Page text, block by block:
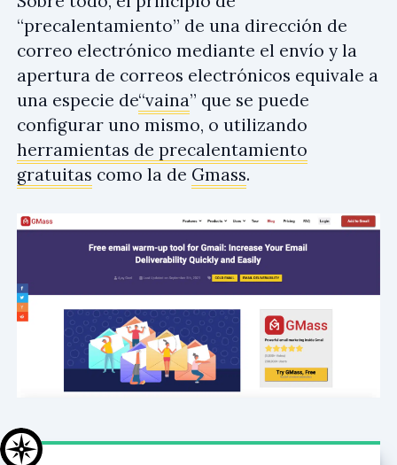
“precalentamiento” de una dirección de
correo electrónico mediante el envío y la
apertura de correos electrónicos equivale a
una especie de“vaina” que se puede
configurar uno mismo, o utilizando
herramientas de precalentamiento
gratuitas como la de Gmass.